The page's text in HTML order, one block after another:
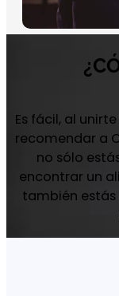
Es fácil, al
recomendar a
no sólo
encontrar un
también